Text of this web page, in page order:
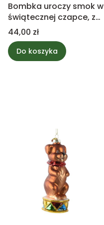
Bombka uroczy smok w
świątecznej czapce, z
choinką 11cm
Cena
44,00 zł
Do koszyka